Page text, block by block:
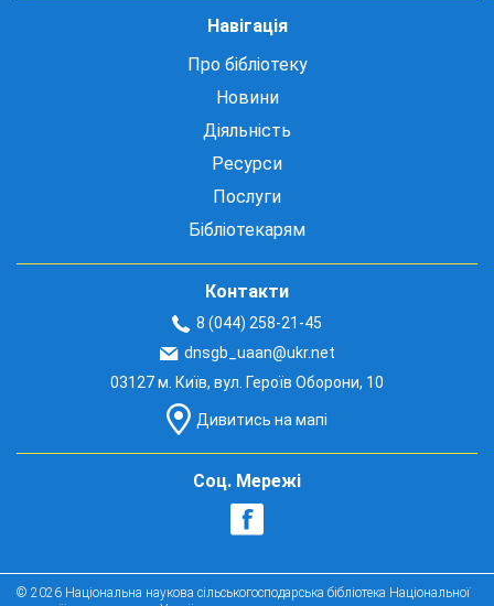
Навігація
Про бібліотеку
Новини
Діяльність
Ресурси
Послуги
Бібліотекарям
Контакти
8 (044) 258-21-45
dnsgb_uaan@ukr.net
03127 м. Київ, вул. Героїв Оборони, 10
Дивитись на мапі
Соц. Мережі
© 2026 Національна наукова сільськогосподарська бібліотека Національної